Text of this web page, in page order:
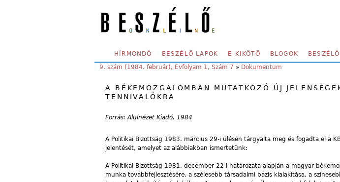
SECONDARY MENU
HÍRMONDÓ BESZÉLŐ LAPOK E-KIKÖTŐ BLOGOK BESZÉLŐ
YOU ARE HERE:
9. szám (1984. február), Évfolyam 1, Szám 7 » Dokumentum
A BÉKEMOZGALOMBAN MUTATKOZÓ ÚJ
TENNIVALÓKRA
Forrás: Alulnézet Kiadó, 1984
A Politikai Bizottság 1983. március 29-i ülésén tárgyalta meg és fogadta el a
jelentését, amelyet az alábbiakban ismertetünk:
A Politikai Bizottság 1981. december 22-i határozata alapján a magyar
munka továbbfejlesztésére, a szélesebb társadalmi bázis kialakítása, a